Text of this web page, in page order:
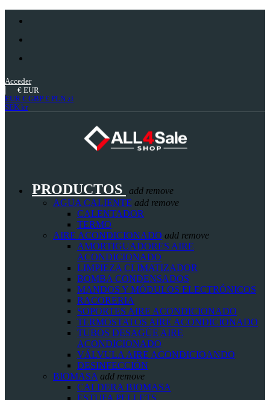
Acceder
€ EUR
EUR € GBP £ PLN zł
SEK kr
PRODUCTOS add remove
AGUA CALIENTE add remove
CALENTADOR
TERMO
AIRE ACONDICIONADO add remove
AMORTIGUADORES AIRE
ACONDICIONADO
LIMPIEZA CLIMATIZADOR
BOMBA CONDENSADOS
MANDOS Y MÓDULOS ELECTRÓNICOS
RACORERIA
SOPORTES AIRE ACONDICIONADO
TERMOSTATOS AIRE ACONDICIONADO
TUBOS DESAGÜE AIRE
ACONDICIONADO
VÁLVULA AIRE ACONDICIOANDO
DESINFECCIÓN
BIOMASA add remove
CALDERA BIOMASA